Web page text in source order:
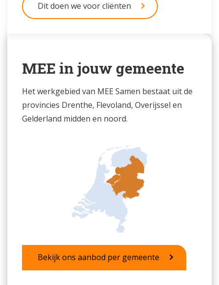
Dit doen we voor cliënten
MEE in jouw gemeente
Het werkgebied van MEE Samen bestaat uit de
provincies Drenthe, Flevoland, Overijssel en
Gelderland midden en noord.
Bekijk ons aanbod per gemeente